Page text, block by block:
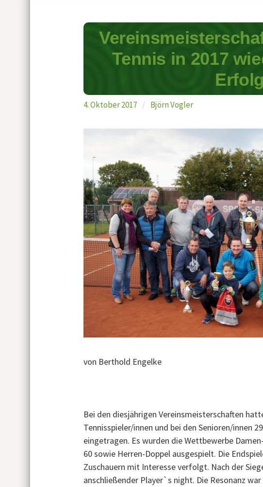
Tennis in 2017
Erfolg
4. Oktober 2017 / Björn Vogler
von Berthold Engelke
Die Vereinsmeisterschaften im Tennis waren
Bei den diesjährigen Vereinsmeisterschaften
Tennisspieler/innen und bei den Senioren/innen
eingetragen. Es wurden die Wettbewerbe
60 sowie Herren-Doppel ausgespielt. Die
Zuschauern mit Interesse verfolgt. Nach der
anschließender Player`s night. Die Resonanz